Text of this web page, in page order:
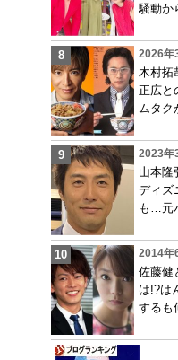
騒動か
2026年
木村拓
正広と
ムタク
2023年
山本隆
ディズ
も…元
2014年
佐藤健
は!?は
するも